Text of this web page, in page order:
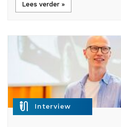
Lees verder »
mic_external_on Interview